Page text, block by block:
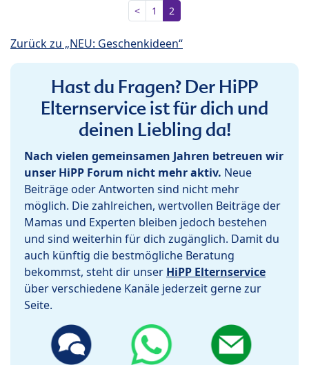
< 1 2
Zurück zu „NEU: Geschenkideen“
Hast du Fragen? Der HiPP
Elternservice ist für dich und
deinen Liebling da!
Nach vielen gemeinsamen Jahren betreuen wir
unser HiPP Forum nicht mehr aktiv. Neue
Beiträge oder Antworten sind nicht mehr
möglich. Die zahlreichen, wertvollen Beiträge der
Mamas und Experten bleiben jedoch bestehen
und sind weiterhin für dich zugänglich. Damit du
auch künftig die bestmögliche Beratung
bekommst, steht dir unser HiPP Elternservice
über verschiedene Kanäle jederzeit gerne zur
Seite.